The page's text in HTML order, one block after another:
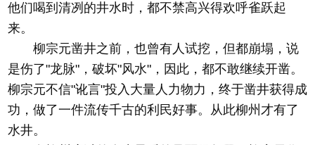
他们喝到清冽的井水时，都不禁高兴得欢呼雀跃起
来。
柳宗元凿井之前，也曾有人试挖，但都崩塌，说
是伤了"龙脉"，破坏"风水"，因此，都不敢继续开凿。
柳宗元不信"讹言"投入大量人力物力，终于凿井获得成
功，做了一件流传千古的利民好事。从此柳州才有了
水井。